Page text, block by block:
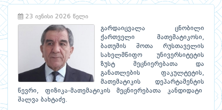
23 ივნისი 2026 წელი
გარდაიცვალა ცნობილი
ქართველი მათემატიკოსი,
ბათუმის შოთა რუსთაველის
სახელმწიფო უნივერსიტეტის
ზუსტ მეცნიერებათა და
განათლების ფაკულტეტის,
მათემატიკის დეპარტამენტის
წევრი, ფიზიკა-მათემატიკის მეცნიერებათა კანდიდატი
შალვა ბახტაძე.